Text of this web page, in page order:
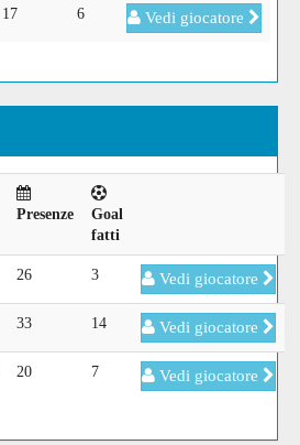
17 6 Vedi giocatore
Presenze
Goal
fatti
26 3 Vedi giocatore
33 14 Vedi giocatore
20 7 Vedi giocatore